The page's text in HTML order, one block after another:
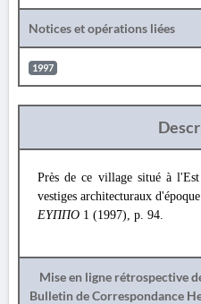
Notices et opérations liées
1997
Près de ce village situé à
vestiges architecturaux
ΕΥΠΠΟ 1 (1997), p. 94.
Mise en ligne rétrospective
Bulletin de Correspondance